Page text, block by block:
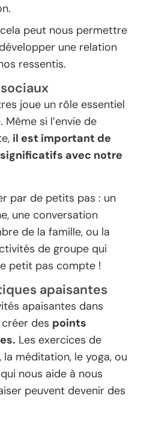
peut nous permettre
une relation
ressentis.
joue un rôle essentiel
si l’envie de
il est important de
avec notre
par de petits pas : un
une conversation
de la famille, ou la
de groupe qui
petit pas compte !
apaisantes
apaisantes dans
des points
Les exercices de
méditation, le yoga, ou
nous aide à nous
peuvent devenir des